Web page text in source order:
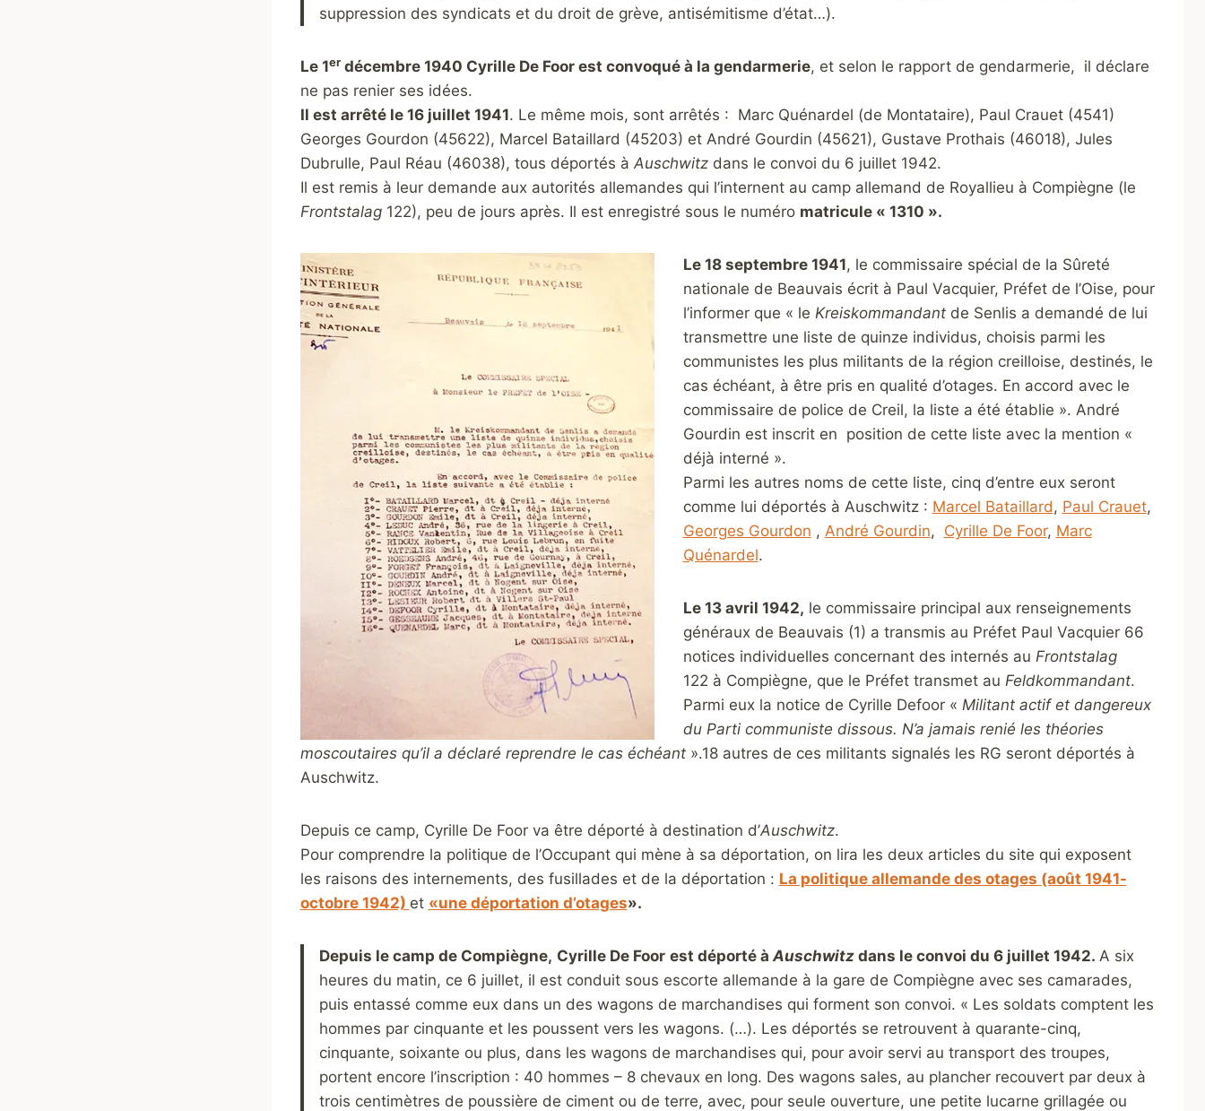
suppression des syndicats et du droit de grève, antisémitisme d’état…).
Le 1erdécembre 1940 Cyrille De Foor est convoqué à la gendarmerie, et selon le rapport de gendarmerie, il déclare
ne pas renier ses idées.
Il est arrêté le 16 juillet 1941. Le même mois, sont arrêtés : Marc Quénardel (de Montataire), Paul Crauet (4541)
Georges Gourdon (45622), Marcel Bataillard (45203) et André Gourdin (45621), Gustave Prothais (46018), Jules
Dubrulle, Paul Réau (46038), tous déportés à Auschwitzdans le convoi du 6 juillet 1942.
Il est remis à leur demande aux autorités allemandes qui l’internent au camp allemand de Royallieu à Compiègne (le
Frontstalag122), peu de jours après. Il est enregistré sous le numéro matricule « 1310 ».
Le 18 septembre 1941, le commissaire spécial de la Sûreté
nationale de Beauvais écrit à Paul Vacquier, Préfet de l’Oise, pour
l’informer que « le Kreiskommandantde Senlis a demandé de lui
transmettre une liste de quinze individus, choisis parmi les
communistes les plus militants de la région creilloise, destinés, le
cas échéant, à être pris en qualité d’otages. En accord avec le
commissaire de police de Creil, la liste a été établie ». André
Gourdin est inscrit en position de cette liste avec la mention «
déjà interné ».
Parmi les autres noms de cette liste, cinq d’entre eux seront
comme lui déportés à Auschwitz : Marcel Bataillard, Paul Crauet,
Georges Gourdon , André Gourdin, Cyrille De Foor, Marc
Quénardel.
Le 13 avril 1942, le commissaire principal aux renseignements
généraux de Beauvais (1) a transmis au Préfet Paul Vacquier 66
notices individuelles concernant des internés au Frontstalag
122 à Compiègne, que le Préfet transmet au Feldkommandant.
Parmi eux la notice de Cyrille Defoor « Militant actif et dangereux
du Parti communiste dissous. N’a jamais renié les théories
moscoutaires qu’il a déclaré reprendre le cas échéant».18 autres de ces militants signalés les RG seront déportés à
Auschwitz.
Depuis ce camp, Cyrille De Foor va être déporté à destination d’Auschwitz.
Pour comprendre la politique de l’Occupant qui mène à sa déportation, on lira les deux articles du site qui exposent
les raisons des internements, des fusillades et de la déportation : La politique allemande des otages (août 1941-
octobre 1942) et «une déportation d’otages».
Depuis le camp de Compiègne, Cyrille De Foor est déporté àAuschwitzdans le convoi du 6 juillet 1942. A six
heures du matin, ce 6 juillet, il est conduit sous escorte allemande à la gare de Compiègne avec ses camarades,
puis entassé comme eux dans un des wagons de marchandises qui forment son convoi. « Les soldats comptent les
hommes par cinquante et les poussent vers les wagons. (…). Les déportés se retrouvent à quarante-cinq,
cinquante, soixante ou plus, dans les wagons de marchandises qui, pour avoir servi au transport des troupes,
portent encore l’inscription : 40 hommes – 8 chevaux en long. Des wagons sales, au plancher recouvert par deux à
trois centimètres de poussière de ciment ou de terre, avec, pour seule ouverture, une petite lucarne grillagée ou